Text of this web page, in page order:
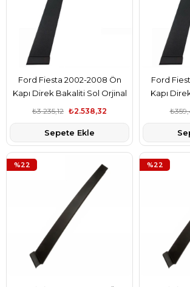
Ford Fiesta 2002-2008 Ön
Kapı Direk Bakaliti Sol Orjinal
Marka 2S61A20899AM
₺2.538,32
₺3.235,12
Sepete Ekle
Ford
Kapı
Marka
%22 %22